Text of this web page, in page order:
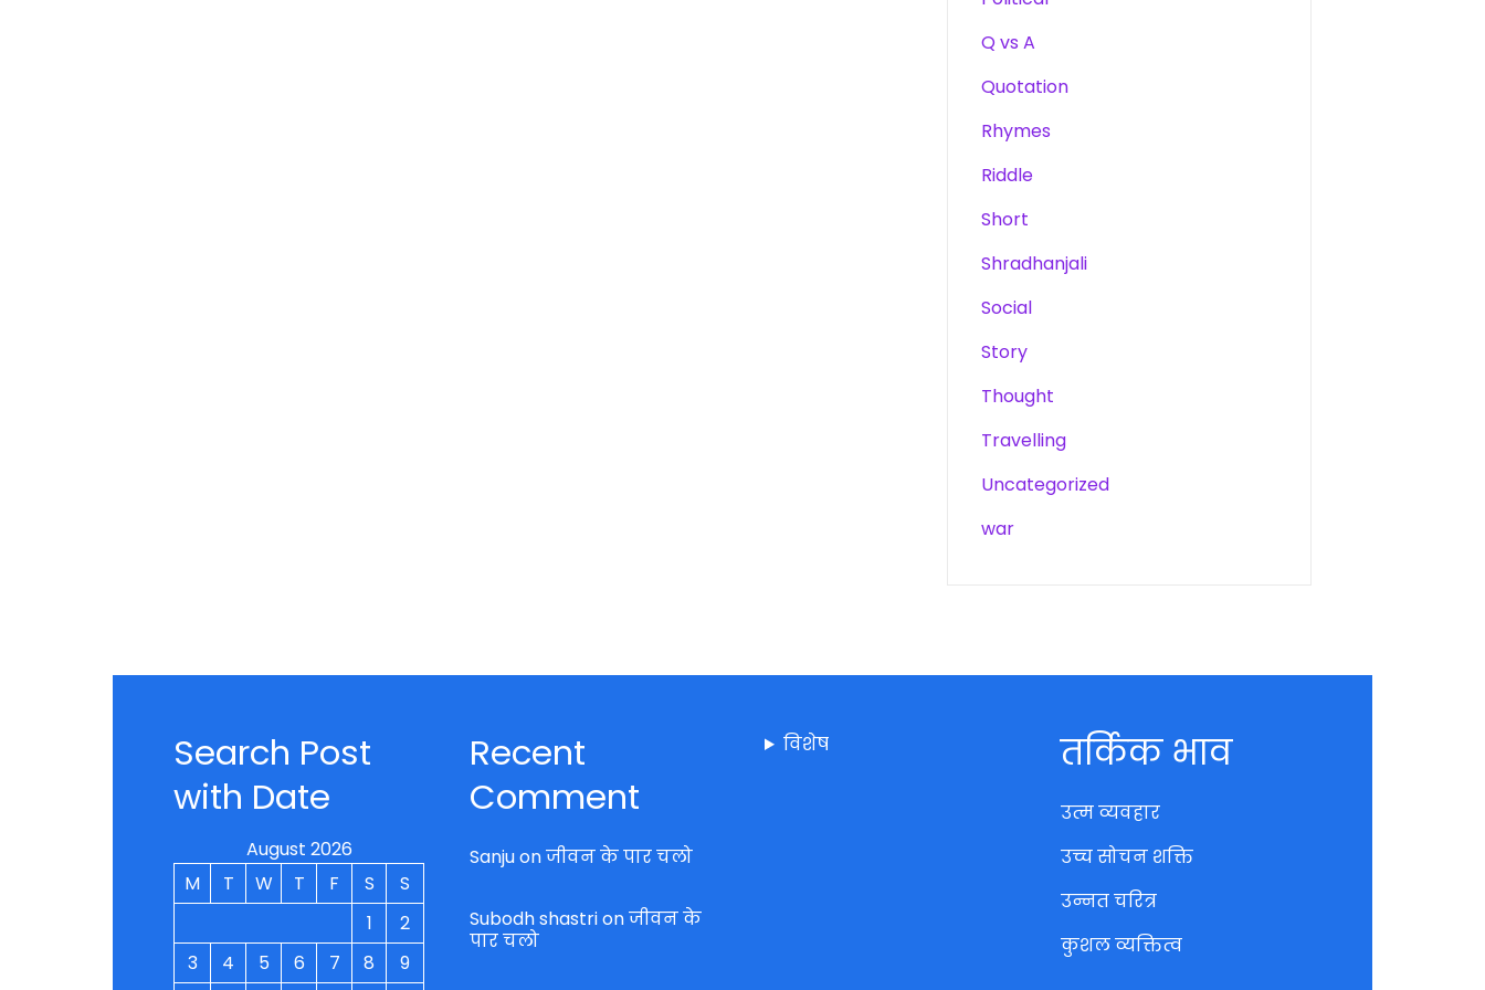
Q vs A
Quotation
Rhymes
Riddle
Short
Shradhanjali
Social
Story
Thought
Travelling
Uncategorized
war
Search Post
with Date
August 2026
M
T W T F S
S
1
2
3
4 5 6 7 8 9
Recent
Comment
Sanjuonजीवन के पार चलो
Subodh shastrionजीवन के
पार चलो
विशेष तर्किक भाव
उत्म व्यवहार
उच्च सोचन शक्ति
उन्नत चरित्र
कुशल व्यक्तित्व